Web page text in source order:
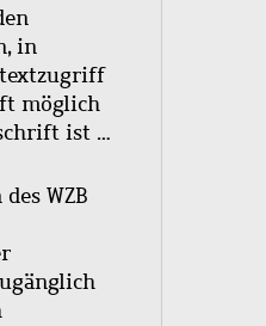
in
möglich
ist …
WZB